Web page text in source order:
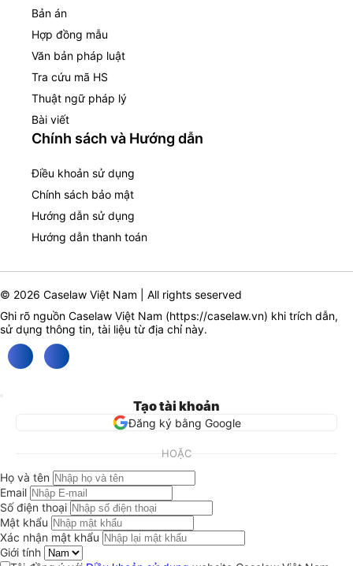
Bản án
Hợp đồng mẫu
Văn bản pháp luật
Tra cứu mã HS
Thuật ngữ pháp lý
Bài viết
Chính sách và Hướng dẫn
Điều khoản sử dụng
Chính sách bảo mật
Hướng dẫn sử dụng
Hướng dẫn thanh toán
© 2026 Caselaw Việt Nam | All rights seserved
Ghi rõ nguồn Caselaw Việt Nam (https://caselaw.vn) khi trích dẫn,
sử dụng thông tin, tài liệu từ địa chỉ này.
Tạo tài khoản
Đăng ký bằng Google
HOẶC
Họ và tên
Email
Số điện thoại
Mật khẩu
Xác nhận mật khẩu
Giới tính